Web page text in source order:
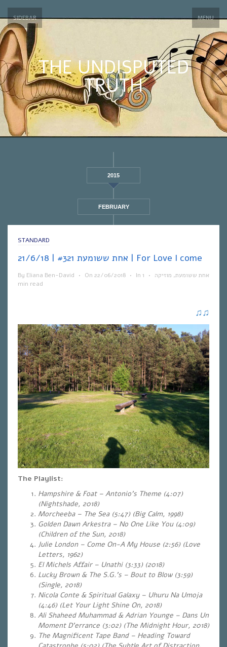
SIDEBAR MENU
THE UNDISPUTED
TRUTH
2015
FEBRUARY
STANDARD
אחת ששומעת #321 | 21/6/18 | For Love I come
By Eliana Ben-David • On 22/06/2018 • In אחת ששומעת, מוזיקה •
1
min read
♫
♫
The Playlist:
Hampshire & Foat – Antonio’s Theme (4:07)
(Nightshade, 2018)
Morcheeba – The Sea (5:47) (Big Calm, 1998)
Golden Dawn Arkestra – No One Like You (4:09)
(Children of the Sun, 2018)
Julie London – Come On-A My House (2:56) (Love
Letters, 1962)
El Michels Affair – Unathi (3:33) (2018)
Lucky Brown & The S.G.’s – Bout to Blow (3:59)
(Single, 2018)
Nicola Conte & Spiritual Galaxy – Uhuru Na Umoja
(4:46) (Let Your Light Shine On, 2018)
Ali Shaheed Muhammad & Adrian Younge – Dans Un
Moment D’errance (3:02) (The Midnight Hour, 2018)
The Magnificent Tape Band – Heading Toward